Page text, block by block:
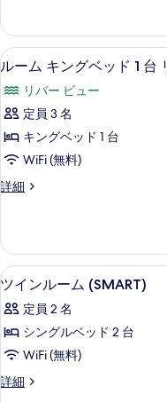
写
真
を
表
示
す
る
ド
台
(MEDIUM,
101
VIEW)
の
べ
の
写
真
を
表
示
す
ン
グ
ベ
ド
(MEDIUM,
101
の
ル
ム
キ
ン
ベ
ド
台
リ
バ
ー
ビ
7
ルーム キングベッド 1 台
リバー ビュー
定員 3 名
キングベッド 1 台
WiFi (無料)
詳細
ル
ン
グ
ベ
ド
リ
バ
ー
ツ
イ
ン
ル
ム
8
ツインルーム (SMART)
定員 2 名
シングルベッド 2 台
WiFi (無料)
詳細
ツ